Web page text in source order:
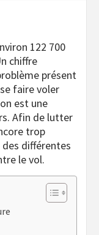
122 700
chiffre
présent
faire voler
est une
Afin de lutter
trop
différentes
le vol.